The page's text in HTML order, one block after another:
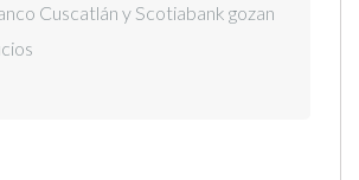
Cuscatlán y Scotiabank gozan